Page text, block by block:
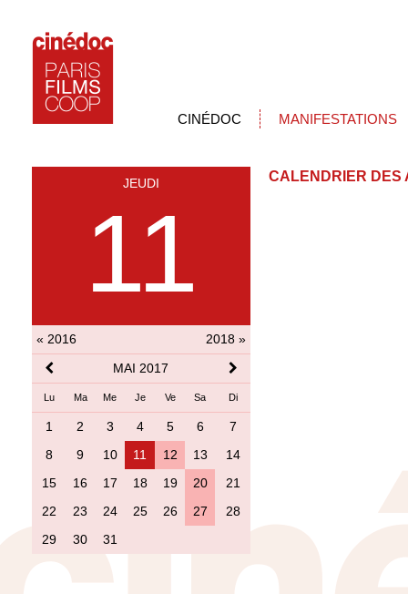
CINÉDOC MANIFESTATIONS
JEUDI
11
« 2016
2018 »
MAI 2017
Lu Ma Me Je Ve Sa Di
1 2 3 4 5 6
7
8
9 10 11 12 13
14
15
16 17 18 19 20
21
22
23 24 25 26 27
28
29
30 31
CALENDRIER DES